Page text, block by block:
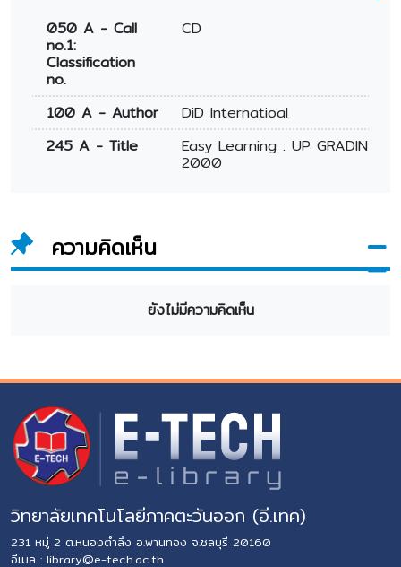
050 A - Call
no.1:
Classification
no.
CD
100 A - Author
DiD lnternatioal
245 A - Title
Easy Learning : UP GRADIN
2000
ความคิดเห็น
ยังไม่มีความคิดเห็น
วิทยาลัยเทคโนโลยีภาคตะวันออก (อี.เทค)
231 หมู่ 2 ต.หนองตำลึง อ.พานทอง จ.ชลบุรี 20160
อีเมล : library@e-tech.ac.th